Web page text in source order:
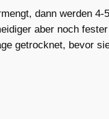
dann werden
aber noch
getrocknet, bevor